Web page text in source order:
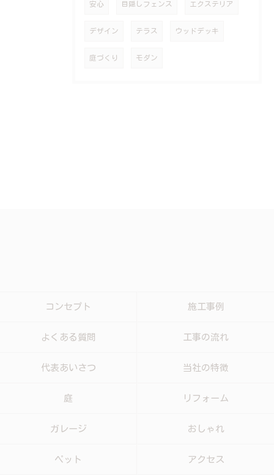
安心 目隠しフェンス エクステリア
デザイン テラス ウッドデッキ
庭づくり モダン
コンセプト 施工事例
よくある質問 工事の流れ
代表あいさつ 当社の特徴
庭 リフォーム
ガレージ おしゃれ
ペット アクセス